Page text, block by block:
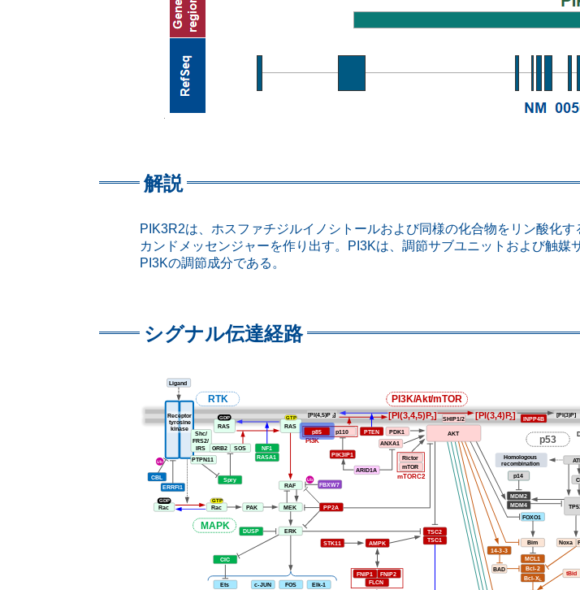
解説
PIK3R2は、ホスファチジルイノシトールおよび同様の化合物をリン酸化
カンドメッセンジャーを作り出す。PI3Kは、調節サブユニットおよび触媒
PI3Kの調節成分である。
シグナル伝達経路